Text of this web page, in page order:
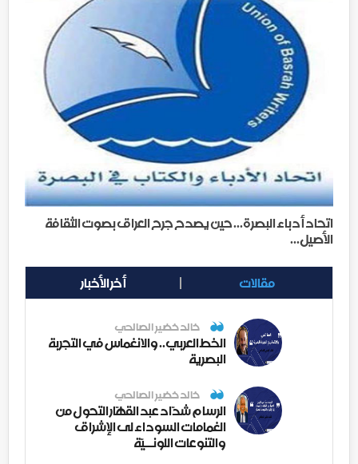
اتحاد أدباء البصرة... حين يصدح جرح العراق بصوت الثقافة
الأصيل...
مقالات أخر الأخبار
خالد خضير الصالحي
الخط العربي.. والانغماس في التجربة
البصرية
خالد خضير الصالحي
الرسام شدّاد عبد القهّار التحول من
الغمامات السوداء لى الإشراق
والتنوعات اللونــيّة